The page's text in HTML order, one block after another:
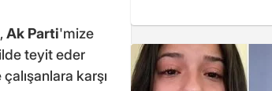
Ak Parti'mize
teyit eder
karşı